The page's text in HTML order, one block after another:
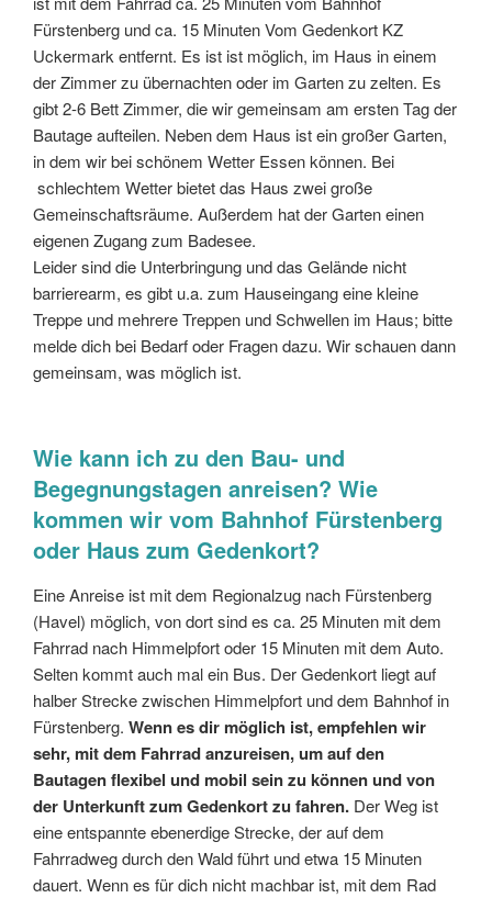
Fürstenberg und ca. 15 Minuten Vom Gedenkort KZ
Uckermark entfernt. Es ist ist möglich, im Haus in einem
der Zimmer zu übernachten oder im Garten zu zelten. Es
gibt 2-6 Bett Zimmer, die wir gemeinsam am ersten Tag der
Bautage aufteilen. Neben dem Haus ist ein großer Garten,
in dem wir bei schönem Wetter Essen können. Bei
schlechtem Wetter bietet das Haus zwei große
Gemeinschaftsräume. Außerdem hat der Garten einen
eigenen Zugang zum Badesee.
Leider sind die Unterbringung und das Gelände nicht
barrierearm, es gibt u.a. zum Hauseingang eine kleine
Treppe und mehrere Treppen und Schwellen im Haus; bitte
melde dich bei Bedarf oder Fragen dazu. Wir schauen dann
gemeinsam, was möglich ist.
Wie kann ich zu den Bau- und
Begegnungstagen anreisen? Wie
kommen wir vom Bahnhof Fürstenberg
oder Haus zum Gedenkort?
Eine Anreise ist mit dem Regionalzug nach Fürstenberg
(Havel) möglich, von dort sind es ca. 25 Minuten mit dem
Fahrrad nach Himmelpfort oder 15 Minuten mit dem Auto.
Selten kommt auch mal ein Bus. Der Gedenkort liegt auf
halber Strecke zwischen Himmelpfort und dem Bahnhof in
Fürstenberg. Wenn es dir möglich ist, empfehlen wir
sehr, mit dem Fahrrad anzureisen, um auf den
Bautagen flexibel und mobil sein zu können und von
der Unterkunft zum Gedenkort zu fahren. Der Weg ist
eine entspannte ebenerdige Strecke, der auf dem
Fahrradweg durch den Wald führt und etwa 15 Minuten
dauert. Wenn es für dich nicht machbar ist, mit dem Rad